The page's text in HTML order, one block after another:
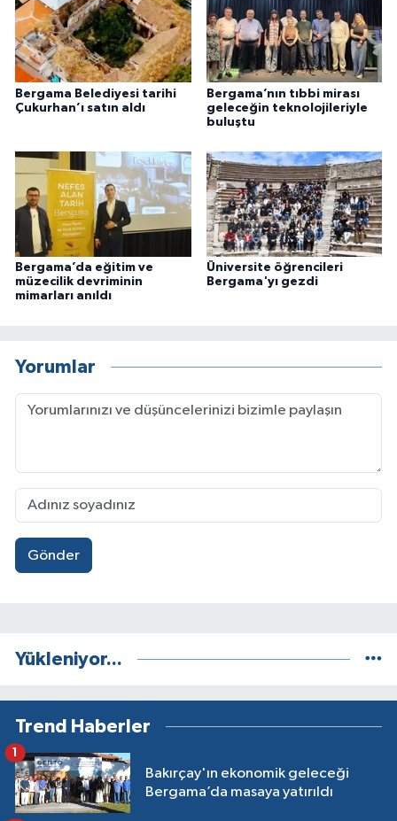
Bergama Belediyesi tarihi
Çukurhan’ı satın aldı
Bergama’nın tıbbi mirası
geleceğin teknolojileriyle
buluştu
Bergama’da eğitim ve
müzecilik devriminin
mimarları anıldı
Üniversite öğrencileri
Bergama'yı gezdi
Yorumlar
Gönder
Yükleniyor...
Trend Haberler
Bakırçay'ın ekonomik geleceği
Bergama’da masaya yatırıldı
1